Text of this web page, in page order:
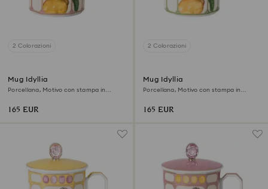
2 Colorazioni
Mug Idyllia
Porcellana, Motivo con stampa in
165 EUR
2 Colorazioni
Mug Idyllia
Porcellana, Motivo con stampa in
165 EUR